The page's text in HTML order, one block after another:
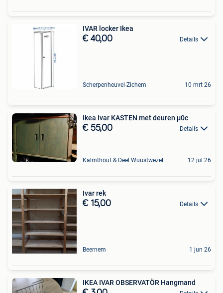
IVAR locker Ikea
€ 40,00 Details
Scherpenheuvel-Zichem 10 mrt 26
Ikea Ivar KASTEN met deuren µ0c
€ 55,00 Details
Kalmthout & Deel Wuustwezel 12 jul 26
Ivar rek
€ 15,00 Details
Beernem 1 jun 26
IKEA IVAR OBSERVATÖR Hangmand